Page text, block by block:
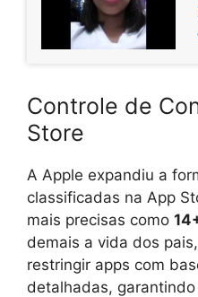
Controle de
Store
A Apple expandiu a
classificadas na App
mais precisas como
demais a vida dos
restringir apps com
detalhadas,